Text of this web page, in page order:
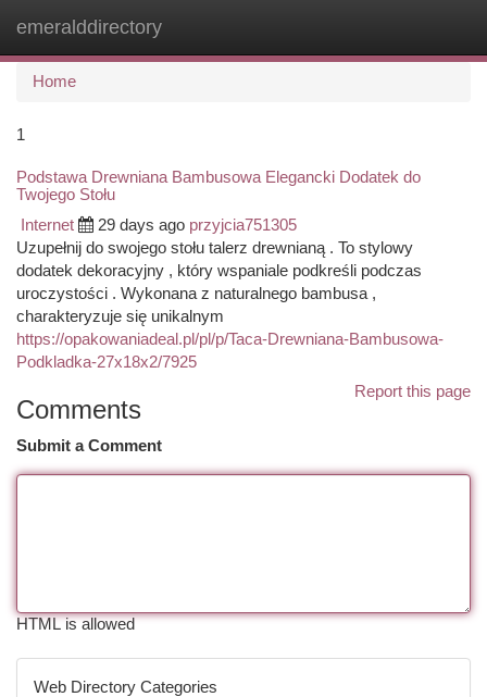
emeralddirectory
Home
1
Podstawa Drewniana Bambusowa Elegancki Dodatek do
Twojego Stołu
Internet 29 days ago przyjcia751305
Uzupełnij do swojego stołu talerz drewnianą . To stylowy
dodatek dekoracyjny , który wspaniale podkreśli podczas
uroczystości . Wykonana z naturalnego bambusa ,
charakteryzuje się unikalnym
https://opakowaniadeal.pl/pl/p/Taca-Drewniana-Bambusowa-
Podkladka-27x18x2/7925
Report this page
Comments
Submit a Comment
HTML is allowed
Web Directory Categories